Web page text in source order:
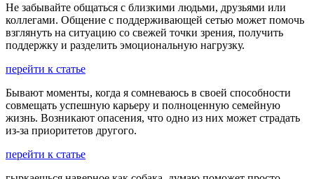
Не забывайте общаться с близкими людьми, друзьями или
коллегами. Общение с поддерживающей сетью может помочь
взглянуть на ситуацию со свежей точки зрения, получить
поддержку и разделить эмоциональную нагрузку.
перейти к статье
Бывают моменты, когда я сомневаюсь в своей способности
совмещать успешную карьеру и полноценную семейную
жизнь. Возникают опасения, что одно из них может страдать
из-за приоритетов другого.
перейти к статье